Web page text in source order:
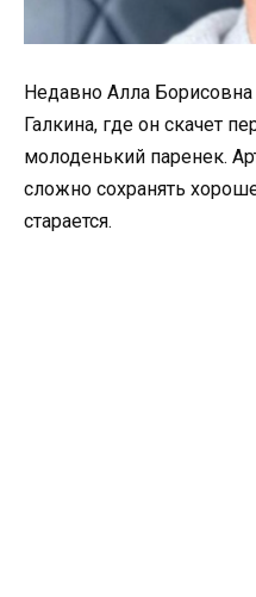
Недавно Алла
Галкина, где он скачет
молоденький паренек.
сложно сохранять
старается.